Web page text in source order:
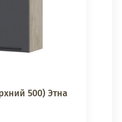
500) Этна